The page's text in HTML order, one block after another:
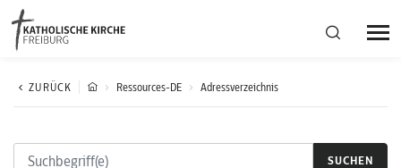
Bistumsregion Deutschfreiburg
Fachstellen
ZURÜCK Ressources-DE Adressverzeichnis
SUCHEN